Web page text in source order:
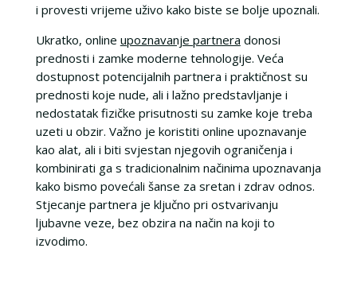
i provesti vrijeme uživo kako biste se bolje upoznali.
Ukratko, online upoznavanje partnera donosi
prednosti i zamke moderne tehnologije. Veća
dostupnost potencijalnih partnera i praktičnost su
prednosti koje nude, ali i lažno predstavljanje i
nedostatak fizičke prisutnosti su zamke koje treba
uzeti u obzir. Važno je koristiti online upoznavanje
kao alat, ali i biti svjestan njegovih ograničenja i
kombinirati ga s tradicionalnim načinima upoznavanja
kako bismo povećali šanse za sretan i zdrav odnos.
Stjecanje partnera je ključno pri ostvarivanju
ljubavne veze, bez obzira na način na koji to
izvodimo.